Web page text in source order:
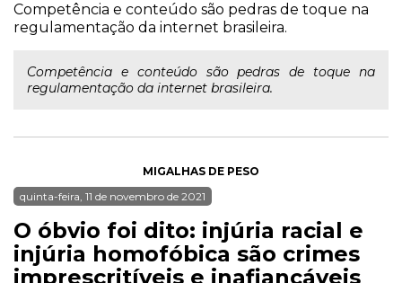
Competência e conteúdo são pedras de toque na
regulamentação da internet brasileira.
Competência e conteúdo são pedras de toque na
regulamentação da internet brasileira.
MIGALHAS DE PESO
quinta-feira, 11 de novembro de 2021
O óbvio foi dito: injúria racial e
injúria homofóbica são crimes
imprescritíveis e inafiançáveis